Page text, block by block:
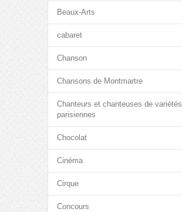
Beaux-Arts
cabaret
Chanson
Chansons de Montmartre
Chanteurs et chanteuses de variétés
parisiennes
Chocolat
Cinéma
Cirque
Concours